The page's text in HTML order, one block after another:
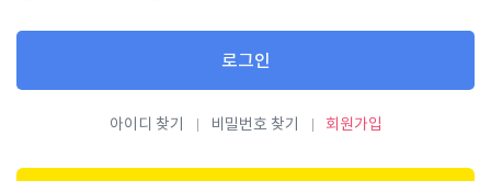
로그인
아이디 찾기 비밀번호 찾기 회원가입